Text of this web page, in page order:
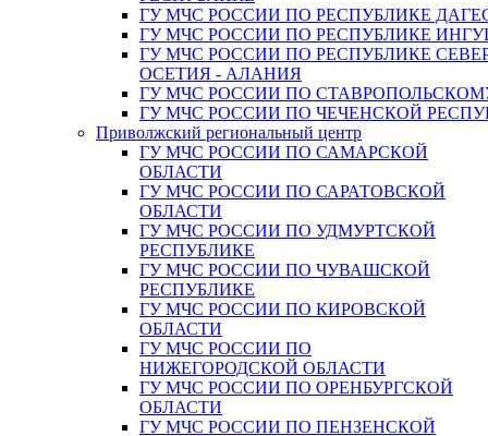
ГУ МЧС РОССИИ ПО РЕСПУБЛИКЕ
ГУ МЧС РОССИИ ПО РЕСПУБЛИКЕ
ГУ МЧС РОССИИ ПО РЕСПУБЛИКЕ
ОСЕТИЯ - АЛАНИЯ
ГУ МЧС РОССИИ ПО
ГУ МЧС РОССИИ ПО ЧЕЧЕНСКОЙ
Приволжский региональный центр
ГУ МЧС РОССИИ ПО САМАРСКОЙ
ОБЛАСТИ
ГУ МЧС РОССИИ ПО САРАТОВСКОЙ
ОБЛАСТИ
ГУ МЧС РОССИИ ПО УДМУРТСКОЙ
РЕСПУБЛИКЕ
ГУ МЧС РОССИИ ПО ЧУВАШСКОЙ
РЕСПУБЛИКЕ
ГУ МЧС РОССИИ ПО КИРОВСКОЙ
ОБЛАСТИ
ГУ МЧС РОССИИ ПО
НИЖЕГОРОДСКОЙ ОБЛАСТИ
ГУ МЧС РОССИИ ПО ОРЕНБУРГСКОЙ
ОБЛАСТИ
ГУ МЧС РОССИИ ПО ПЕНЗЕНСКОЙ